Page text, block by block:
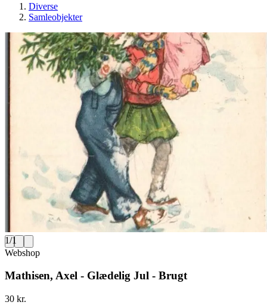
Diverse
Samleobjekter
1/1
Webshop
Mathisen, Axel - Glædelig Jul - Brugt
30 kr.